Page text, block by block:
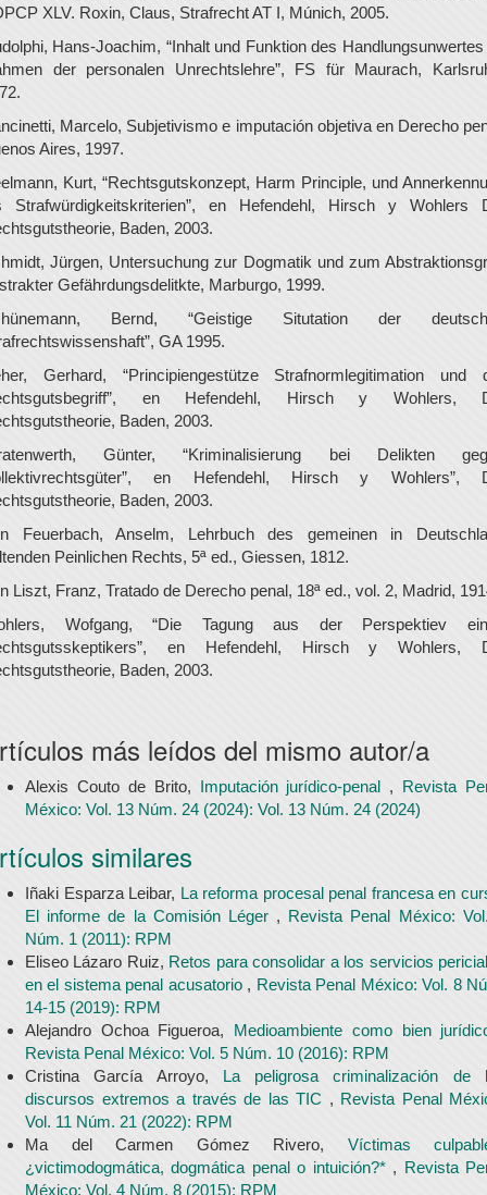
XLV. Roxin, Claus, Strafrecht AT I, Múnich, 2005.
Hans-Joachim, “Inhalt und Funktion des
der personalen Unrechtslehre”, FS für Maurach,
Marcelo, Subjetivismo e imputación objetiva en Derecho
Aires, 1997.
Kurt, “Rechtsgutskonzept, Harm Principle, und
Strafwürdigkeitskriterien”, en Hefendehl, Hirsch y Wohlers
Baden, 2003.
Jürgen, Untersuchung zur Dogmatik und zum
Gefährdungsdelitkte, Marburgo, 1999.
Bernd, “Geistige Situtation der
GA 1995.
Gerhard, “Principiengestütze Strafnormlegitimation und
en Hefendehl, Hirsch y Wohlers,
Baden, 2003.
Günter, “Kriminalisierung bei Delikten
en Hefendehl, Hirsch y Wohlers”,
Baden, 2003.
Feuerbach, Anselm, Lehrbuch des gemeinen in
Peinlichen Rechts, 5ª ed., Giessen, 1812.
Liszt, Franz, Tratado de Derecho penal, 18ª ed., vol. 2, Madrid,
Wofgang, “Die Tagung aus der Perspektiev
en Hefendehl, Hirsch y Wohlers,
Baden, 2003.
más leídos del mismo autor/a
Alexis Couto de Brito, Imputación jurídico-penal , Revista
México: Vol. 13 Núm. 24 (2024): Vol. 13 Núm. 24 (2024)
similares
Iñaki Esparza Leibar, La reforma procesal penal francesa en
El informe de la Comisión Léger , Revista Penal México:
Núm. 1 (2011): RPM
Eliseo Lázaro Ruiz, Retos para consolidar a los servicios
en el sistema penal acusatorio , Revista Penal México: Vol. 8
14-15 (2019): RPM
Alejandro Ochoa Figueroa, Medioambiente como bien
Revista Penal México: Vol. 5 Núm. 10 (2016): RPM
Cristina García Arroyo, La peligrosa criminalización de
discursos extremos a través de las TIC , Revista Penal
Vol. 11 Núm. 21 (2022): RPM
Ma del Carmen Gómez Rivero, Víctimas
¿victimodogmática, dogmática penal o intuición?* , Revista
México: Vol. 4 Núm. 8 (2015): RPM